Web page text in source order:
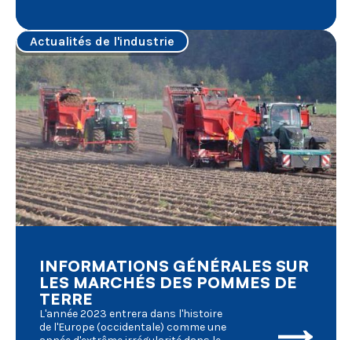
terre fraîches a été affecté par un
nombre inconnu de facteurs, chacun
ayant ses effets en même temps : les
conséquences de la pandémie de
Covid, la série consécutive de
mauvaises conditions
météorologiques, le conflit militaire
en Ukraine, les manifestations de
colère des agriculteurs, le conflit en
Israël et ses conséquences pour le
transport maritime, les élections
dans presque tous les États
membres européens, les nouvelles
réglementations visant pour
maintenir l'équilibre entre agriculture
Actualités de l'industrie
INFORMATIONS GÉNÉRALES SUR
LES MARCHÉS DES POMMES DE
TERRE
L'année 2023 entrera dans l'histoire
de l'Europe (occidentale) comme une